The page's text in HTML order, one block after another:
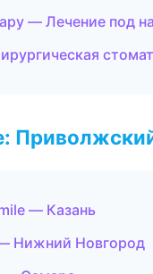
— Лечение под
— Казань
Нижний Новгород